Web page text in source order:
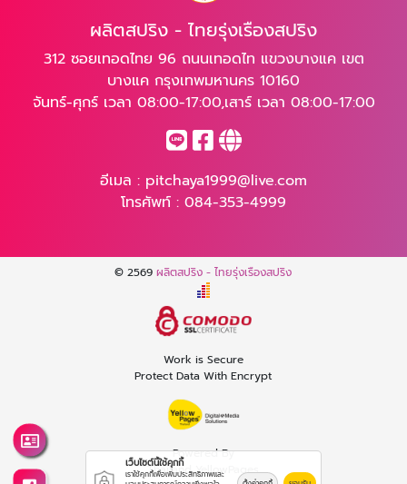
ผลิตสปริง - ไทยรุ่งเรืองสปริง
312 ซอยเทอดไทย 96 ถนนเทอดไท แขวงบางแค เขต
บางแค กรุงเทพมหานคร 10160
จันทร์-ศุกร์ เวลา 08:00-17:00,เสาร์ เวลา 08:00-17:00
อีเมล : pitchaya1999@live.com
โทรศัพท์ : 084-353-4999
© 2569ผลิตสปริง - ไทยรุ่งเรืองสปริง
Work is Secure
Protect Data With Encrypt
Powered By
Thailand YellowPages
เว็บไซต์นี้ใช้คุกกี้
เราใช้คุกกี้เพื่อเพิ่มประสิทธิภาพและ